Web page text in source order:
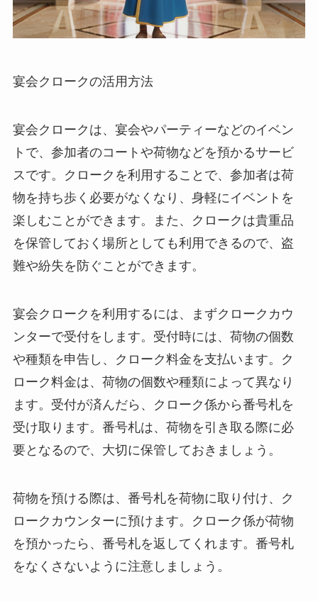
宴会クロークの活用方法
宴会クロークは、宴会やパーティーなどのイベン
トで、参加者のコートや荷物などを預かるサービ
スです。クロークを利用することで、参加者は荷
物を持ち歩く必要がなくなり、身軽にイベントを
楽しむことができます。また、クロークは貴重品
を保管しておく場所としても利用できるので、盗
難や紛失を防ぐことができます。
宴会クロークを利用するには、まずクロークカウ
ンターで受付をします。受付時には、荷物の個数
や種類を申告し、クローク料金を支払います。ク
ローク料金は、荷物の個数や種類によって異なり
ます。受付が済んだら、クローク係から番号札を
受け取ります。番号札は、荷物を引き取る際に必
要となるので、大切に保管しておきましょう。
荷物を預ける際は、番号札を荷物に取り付け、ク
ロークカウンターに預けます。クローク係が荷物
を預かったら、番号札を返してくれます。番号札
をなくさないように注意しましょう。